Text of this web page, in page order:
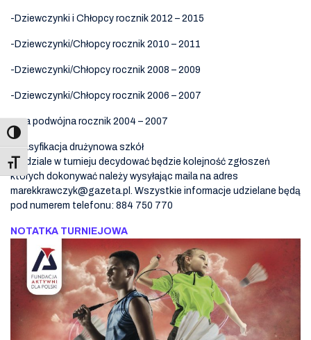
Toggle Font size
-Dziewczynki i Chłopcy rocznik 2012 – 2015
-Dziewczynki/Chłopcy rocznik 2010 – 2011
-Dziewczynki/Chłopcy rocznik 2008 – 2009
-Dziewczynki/Chłopcy rocznik 2006 – 2007
-Gra podwójna rocznik 2004 – 2007
-Klasyfikacja drużynowa szkół
O udziale w turnieju decydować będzie kolejność zgłoszeń
których dokonywać należy wysyłając maila na adres
marekkrawczyk@gazeta.pl. Wszystkie informacje udzielane będą
pod numerem telefonu: 884 750 770
NOTATKA TURNIEJOWA